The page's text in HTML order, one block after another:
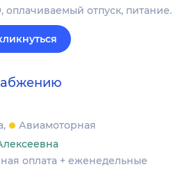
оплачиваемый отпуск, питание.
Авиамоторная
оплата + еженедельные